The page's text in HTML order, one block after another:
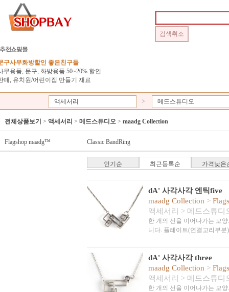
구사무화방할인 좋은친구들
무용품, 문구, 화방용품 50~20% 할인
매, 유치원/어린이집 만들기 재료
액세서리 > 메드스튜디오
전체상품보기 > 액세서리 > 메드스튜디오 > maadg Collection
Flagshop maadg™ Classic BandRing
인기순 최근등록순 가격낮은
dA' 사각사각 엔틱five
maadg Collection >
액세서리
> 메드스튜디
한 개의 선을 이어나가는 모
니다. 플레이트(연결고리부
dA' 사각사각 three
maadg Collection >
액세서리
> 메드스튜디
한 개의 선을 이어나가는 모